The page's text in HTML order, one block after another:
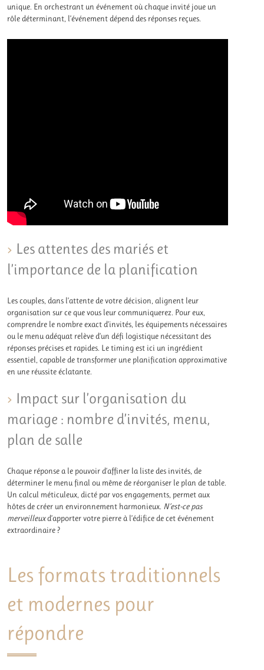
unique. En orchestrant un événement où chaque invité joue un
rôle déterminant, l’événement dépend des réponses reçues.
Les attentes des mariés et
l’importance de la planification
Les couples, dans l’attente de votre décision, alignent leur
organisation sur ce que vous leur communiquerez. Pour eux,
comprendre le nombre exact d’invités, les équipements nécessaires
ou le menu adéquat relève d’un défi logistique nécessitant des
réponses précises et rapides. Le timing est ici un ingrédient
essentiel, capable de transformer une planification approximative
en une réussite éclatante.
Impact sur l’organisation du
mariage : nombre d’invités, menu,
plan de salle
Chaque réponse a le pouvoir d’affiner la liste des invités, de
déterminer le menu final ou même de réorganiser le plan de table.
Un calcul méticuleux, dicté par vos engagements, permet aux
hôtes de créer un environnement harmonieux. N’est-ce pas
merveilleuxd’apporter votre pierre à l’édifice de cet événement
extraordinaire ?
Les formats traditionnels
et modernes pour
répondre